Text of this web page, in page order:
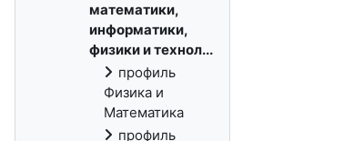
математики,
информатики,
физики и технол...
профиль
Физика и
Математика
профиль